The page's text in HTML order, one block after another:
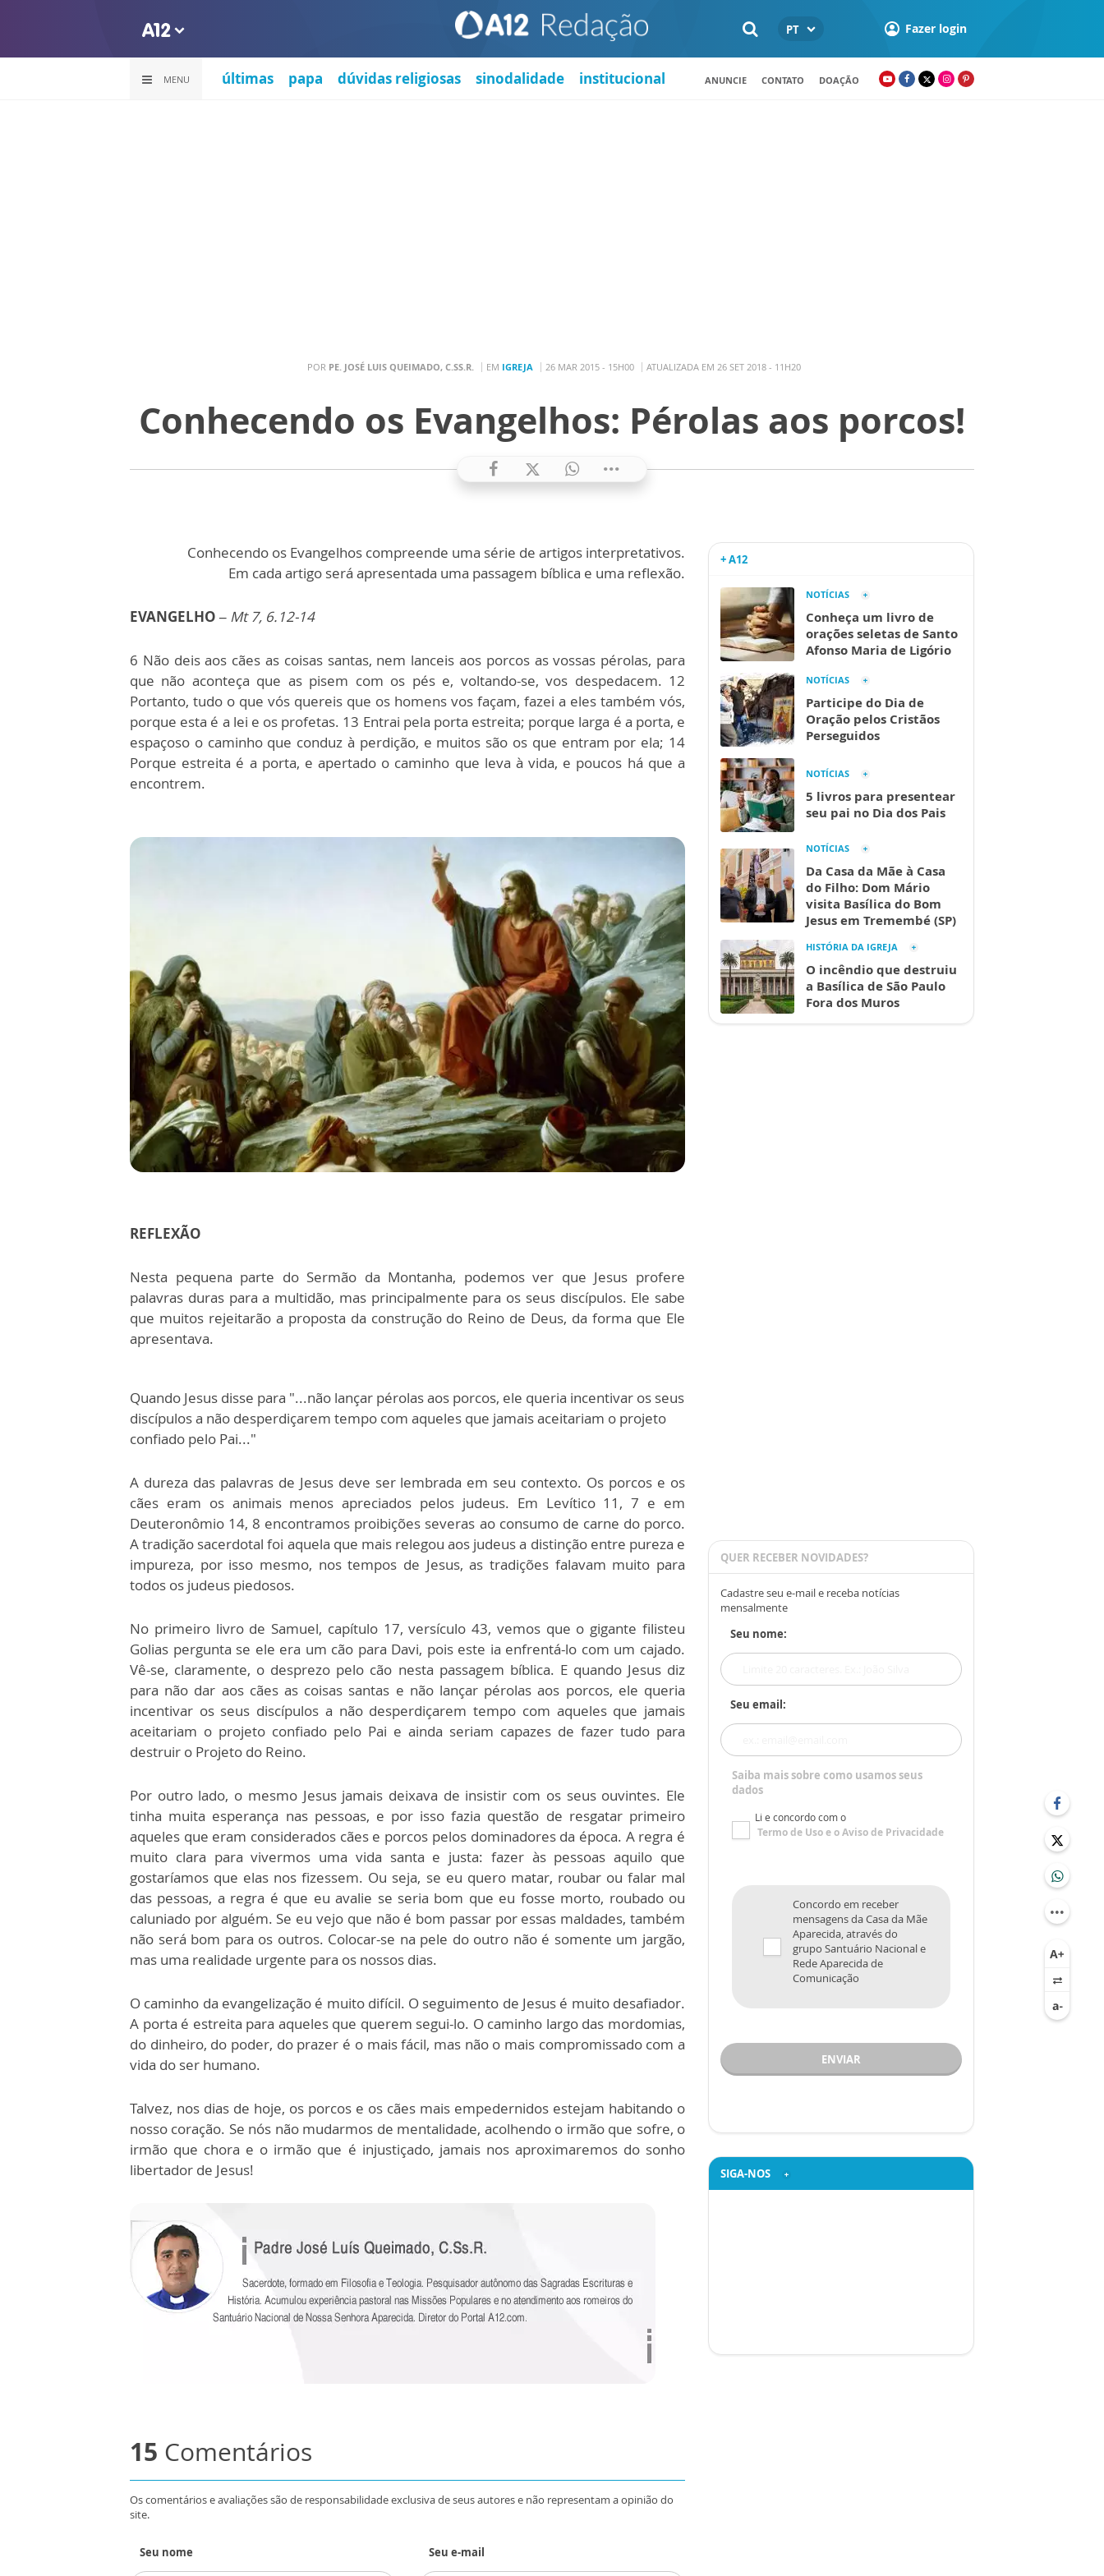
PT Fazer login
MENU últimas papa dúvidas religiosas sinodalidade institucional ANUNCIE CONTATO DOAÇÃO
POR PE. JOSÉ LUIS QUEIMADO, C.SS.R. EM IGREJA 26 MAR 2015 - 15H00 ATUALIZADA EM 26 SET 2018 - 11H20
Conhecendo os Evangelhos: Pérolas aos porcos!
Conhecendo os Evangelhos compreende uma série de artigos interpretativos.
Em cada artigo será apresentada uma passagem bíblica e uma reflexão.
EVANGELHO – Mt 7, 6.12-14
6 Não deis aos cães as coisas santas, nem lanceis aos porcos as vossas pérolas, para
que não aconteça que as pisem com os pés e, voltando-se, vos despedacem. 12
Portanto, tudo o que vós quereis que os homens vos façam, fazei a eles também vós,
porque esta é a lei e os profetas. 13 Entrai pela porta estreita; porque larga é a porta, e
espaçoso o caminho que conduz à perdição, e muitos são os que entram por ela; 14
Porque estreita é a porta, e apertado o caminho que leva à vida, e poucos há que a
encontrem.
REFLEXÃO
Nesta pequena parte do Sermão da Montanha, podemos ver que Jesus profere
palavras duras para a multidão, mas principalmente para os seus discípulos. Ele sabe
que muitos rejeitarão a proposta da construção do Reino de Deus, da forma que Ele
apresentava.
Quando Jesus disse para "...não lançar pérolas aos porcos, ele queria incentivar os seus
discípulos a não desperdiçarem tempo com aqueles que jamais aceitariam o projeto
confiado pelo Pai..."
A dureza das palavras de Jesus deve ser lembrada em seu contexto. Os porcos e os
cães eram os animais menos apreciados pelos judeus. Em Levítico 11, 7 e em
Deuteronômio 14, 8 encontramos proibições severas ao consumo de carne do porco.
A tradição sacerdotal foi aquela que mais relegou aos judeus a distinção entre pureza e
impureza, por isso mesmo, nos tempos de Jesus, as tradições falavam muito para
todos os judeus piedosos.
No primeiro livro de Samuel, capítulo 17, versículo 43, vemos que o gigante filisteu
Golias pergunta se ele era um cão para Davi, pois este ia enfrentá-lo com um cajado.
Vê-se, claramente, o desprezo pelo cão nesta passagem bíblica. E quando Jesus diz
para não dar aos cães as coisas santas e não lançar pérolas aos porcos, ele queria
incentivar os seus discípulos a não desperdiçarem tempo com aqueles que jamais
aceitariam o projeto confiado pelo Pai e ainda seriam capazes de fazer tudo para
destruir o Projeto do Reino.
Por outro lado, o mesmo Jesus jamais deixava de insistir com os seus ouvintes. Ele
tinha muita esperança nas pessoas, e por isso fazia questão de resgatar primeiro
aqueles que eram considerados cães e porcos pelos dominadores da época. A regra é
muito clara para vivermos uma vida santa e justa: fazer às pessoas aquilo que
gostaríamos que elas nos fizessem. Ou seja, se eu quero matar, roubar ou falar mal
das pessoas, a regra é que eu avalie se seria bom que eu fosse morto, roubado ou
caluniado por alguém. Se eu vejo que não é bom passar por essas maldades, também
não será bom para os outros. Colocar-se na pele do outro não é somente um jargão,
mas uma realidade urgente para os nossos dias.
O caminho da evangelização é muito difícil. O seguimento de Jesus é muito desafiador.
A porta é estreita para aqueles que querem segui-lo. O caminho largo das mordomias,
do dinheiro, do poder, do prazer é o mais fácil, mas não o mais compromissado com a
vida do ser humano.
Talvez, nos dias de hoje, os porcos e os cães mais empedernidos estejam habitando o
nosso coração. Se nós não mudarmos de mentalidade, acolhendo o irmão que sofre, o
irmão que chora e o irmão que é injustiçado, jamais nos aproximaremos do sonho
libertador de Jesus!
15 Comentários
Os comentários e avaliações são de responsabilidade exclusiva de seus autores e não representam a opinião do
site.
Seu nome Seu e-mail
+ A12
NOTÍCIAS
Conheça um livro de
orações seletas de Santo
Afonso Maria de Ligório
NOTÍCIAS
Participe do Dia de
Oração pelos Cristãos
Perseguidos
NOTÍCIAS
5 livros para presentear
seu pai no Dia dos Pais
NOTÍCIAS
Da Casa da Mãe à Casa
do Filho: Dom Mário
visita Basílica do Bom
Jesus em Tremembé (SP)
HISTÓRIA DA IGREJA
O incêndio que destruiu
a Basílica de São Paulo
Fora dos Muros
QUER RECEBER NOVIDADES?
Cadastre seu e-mail e receba notícias
mensalmente
Seu nome:
Seu email:
Saiba mais sobre como usamos seus
dados
Li e concordo com o
Termo de Usoe oAviso de Privacidade
Concordo em receber
mensagens da Casa da Mãe
Aparecida, através do
grupo Santuário Nacional e
Rede Aparecida de
Comunicação
ENVIAR
SIGA-NOS